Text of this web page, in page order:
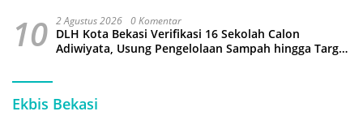
10 2 Agustus 2026 0 Komentar
DLH Kota Bekasi Verifikasi 16 Sekolah Calon
Adiwiyata, Usung Pengelolaan Sampah hingga Target
Ekbis Bekasi